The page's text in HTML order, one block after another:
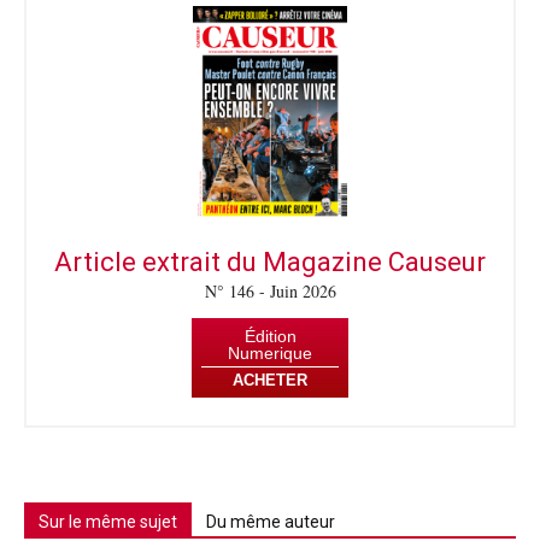
Article extrait du Magazine Causeur
N° 146 - Juin 2026
Édition
Numerique
ACHETER
Sur le même sujet Du même auteur